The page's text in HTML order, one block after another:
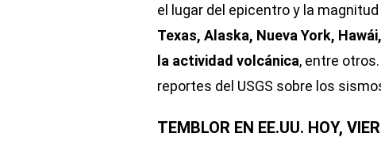
el lugar del epicentro y la
Texas, Alaska, Nueva York,
la actividad volcánica, entre
reportes del USGS sobre los
TEMBLOR EN EE.UU. HOY,